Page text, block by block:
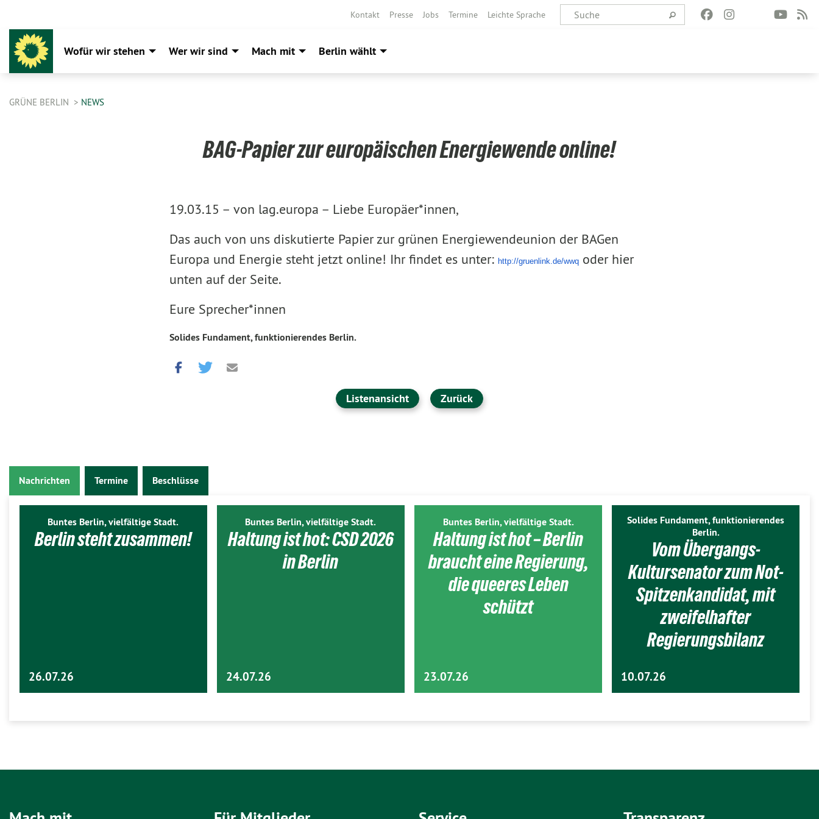
Kontakt Presse Jobs Termine Leichte Sprache
Wofür wir stehen Wer wir sind Mach mit Berlin wählt
GRÜNE BERLIN NEWS
BAG-Papier zur europäischen Energiewende online!
19.03.15 – von lag.europa – Liebe Europäer*innen,
Das auch von uns diskutierte Papier zur grünen Energiewendeunion der BAGen
Europa und Energie steht jetzt online! Ihr findet es unter: http://gruenlink.de/wwqoder hier
unten auf der Seite.
Eure Sprecher*innen
Solides Fundament, funktionierendes Berlin.
Listenansicht Zurück
Nachrichten Termine Beschlüsse
Buntes Berlin, vielfältige Stadt.
Berlin steht zusammen!
26.07.26
Buntes Berlin, vielfältige Stadt.
Haltung ist hot: CSD 2026
in Berlin
24.07.26
Buntes Berlin, vielfältige Stadt.
Haltung ist hot – Berlin
braucht eine Regierung,
die queeres Leben
schützt
23.07.26
Solides Fundament, funktionierendes
Berlin.
Vom Übergangs-
Kultursenator zum Not-
Spitzenkandidat, mit
zweifelhafter
Regierungsbilanz
10.07.26